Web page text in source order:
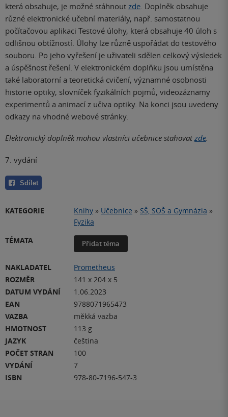
která obsahuje, je možné stáhnout zde . Doplněk obsahuje
různé elektronické učební materiály, např. samostatnou
počítačovou aplikaci Testové úlohy, která obsahuje 40 úloh s
odlišnou obtížností. Úlohy lze různě uspořádat do testového
souboru. Po jeho vyřešení je uživateli sdělen celkový výsledek
a úspěšnost řešení. V elektronickém doplňku jsou umístěna
také laboratorní a teoretická cvičení, významné osobnosti
historie optiky, slovníček fyzikálních pojmů, videozáznamy
experimentů a animací z učiva optiky. Na konci jsou uvedeny
odkazy na vhodné webové stránky.
Elektronický doplněk mohou vlastníci učebnice stahovatzde.
7. vydání
Sdílet
KATEGORIE Knihy » Učebnice » SŠ, SOŠ a Gymnázia »
Fyzika
TÉMATA
Přidat téma
NAKLADATEL
Prometheus
ROZMĚR
141 x 204 x 5
DATUM VYDÁNÍ
1.06.2023
EAN
9788071965473
VAZBA
měkká vazba
HMOTNOST
113 g
JAZYK
čeština
POČET STRAN
100
VYDÁNÍ
7
ISBN
978-80-7196-547-3